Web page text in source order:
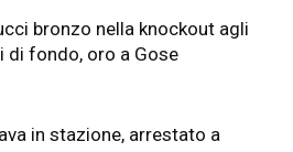
bronzo nella knockout agli
di fondo, oro a Gose
in stazione, arrestato a